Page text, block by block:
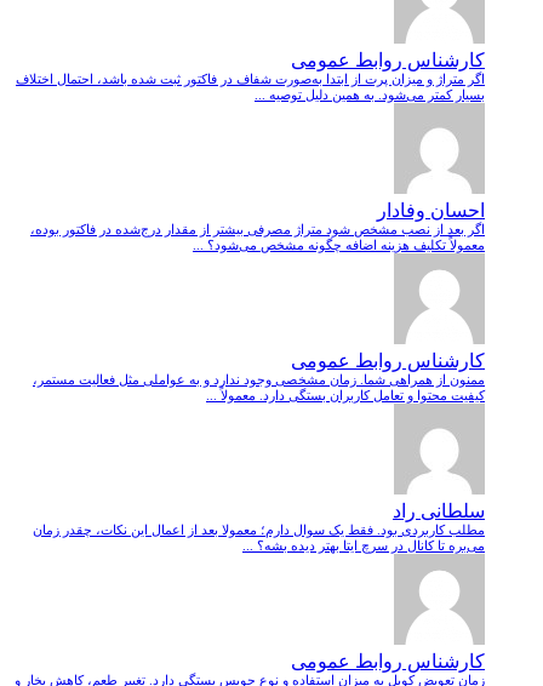
کارشناس روابط عمومی
اگر متراژ و میزان پرت از ابتدا به‌صورت شفاف در فاکتور ثبت شده باشد، احتمال اختلاف
بسیار کمتر می‌شود. به همین دلیل توصیه ...
احسان وفادار
اگر بعد از نصب مشخص شود متراژ مصرفی بیشتر از مقدار درج‌شده در فاکتور بوده،
معمولاً تکلیف هزینه اضافه چگونه مشخص می‌شود؟ ...
کارشناس روابط عمومی
ممنون از همراهی شما. زمان مشخصی وجود ندارد و به عواملی مثل فعالیت مستمر،
کیفیت محتوا و تعامل کاربران بستگی دارد. معمولاً ...
سلطانی راد
مطلب کاربردی بود. فقط یک سوال دارم؛ معمولا بعد از اعمال این نکات، چقدر زمان
می‌بره تا کانال در سرچ ایتا بهتر دیده بشه؟ ...
کارشناس روابط عمومی
زمان تعویض کویل به میزان استفاده و نوع جویس بستگی دارد. تغییر طعم، کاهش بخار و